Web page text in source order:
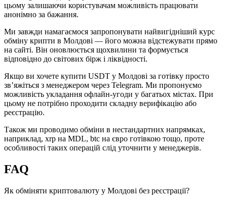
цьому залишаючи користувачам можливість працювати
анонімно за бажання.
Ми завжди намагаємося запропонувати найвигідніший курс
обміну крипти в Молдові — його можна відстежувати прямо
на сайті. Він оновлюється щохвилини та формується
відповідно до світових бірж і ліквідності.
Якщо ви хочете купити USDT у Молдові за готівку просто
зв’яжіться з менеджером через Telegram. Ми пропонуємо
можливість укладання офлайн-угоди у багатьох містах. При
цьому не потрібно проходити складну верифікацію або
реєстрацію.
Також ми проводимо обміни в нестандартних напрямках,
наприклад, xrp на MDL, btc на євро готівкою тощо, проте
особливості таких операцій слід уточнити у менеджерів.
FAQ
Як обміняти криптовалюту у Молдові без реєстрації?